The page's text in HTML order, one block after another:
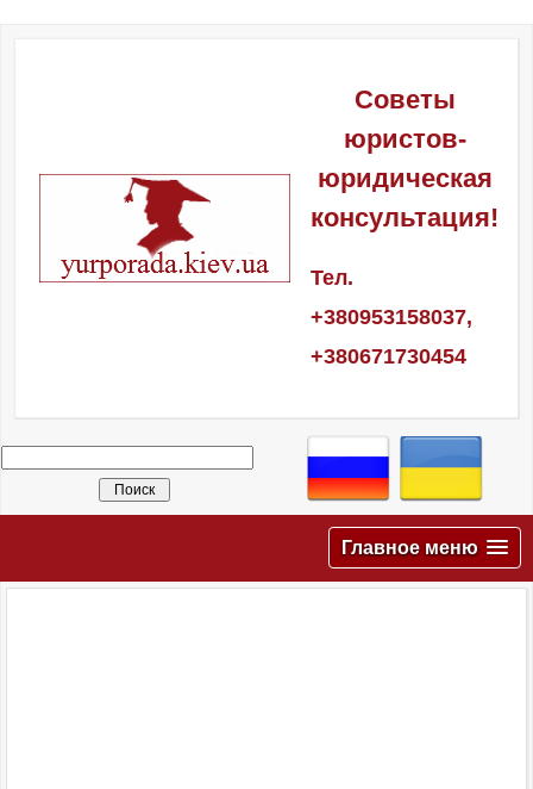
Советы
юристов-
юридическая
консультация!
Тел.
+380953158037,
+380671730454
Главное меню